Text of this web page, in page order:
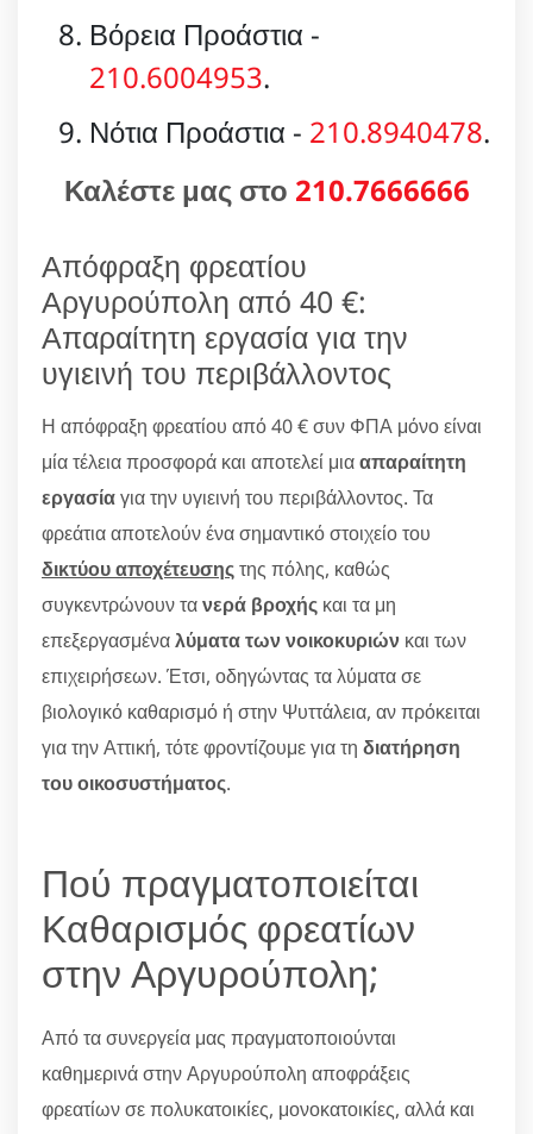
Βόρεια Προάστια -
210.6004953.
Νότια Προάστια - 210.8940478.
Καλέστε μας στο 210.7666666
Απόφραξη φρεατίου
Αργυρούπολη από 40 €:
Απαραίτητη εργασία για την
υγιεινή του περιβάλλοντος
Η απόφραξη φρεατίου από 40 € συν ΦΠΑ μόνο είναι
μία τέλεια προσφορά και αποτελεί μιααπαραίτητη
εργασίαγια την υγιεινή του περιβάλλοντος. Τα
φρεάτια αποτελούν ένα σημαντικό στοιχείο του
δικτύου αποχέτευσηςτης πόλης, καθώς
συγκεντρώνουν τανερά βροχής και τα μη
επεξεργασμέναλύματα των νοικοκυριών και των
επιχειρήσεων. Έτσι, οδηγώντας τα λύματα σε
βιολογικό καθαρισμό ή στην Ψυττάλεια, αν πρόκειται
για την Αττική, τότε φροντίζουμε για τη διατήρηση
του οικοσυστήματος.
Πού πραγματοποιείται
Καθαρισμός φρεατίων
στην Αργυρούπολη;
Από τα συνεργεία μας πραγματοποιούνται
καθημερινά στην Αργυρούπολη αποφράξεις
φρεατίων σε πολυκατοικίες, μονοκατοικίες, αλλά και